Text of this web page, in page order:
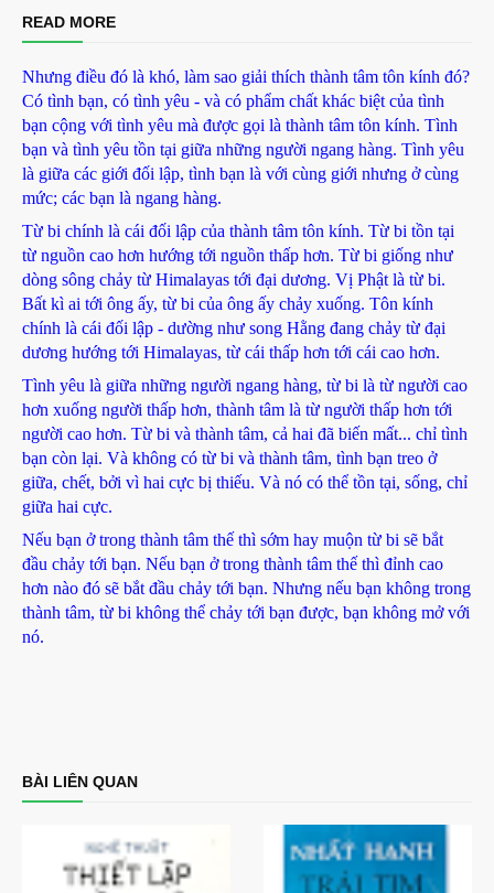
READ MORE
Nhưng điều đó là khó, làm sao giải thích thành tâm tôn kính đó?
Có tình bạn, có tình yêu - và có phẩm chất khác biệt của tình
bạn cộng với tình yêu mà được gọi là thành tâm tôn kính. Tình
bạn và tình yêu tồn tại giữa những người ngang hàng. Tình yêu
là giữa các giới đối lập, tình bạn là với cùng giới nhưng ở cùng
mức; các bạn là ngang hàng.
Từ bi chính là cái đối lập của thành tâm tôn kính. Từ bi tồn tại
từ nguồn cao hơn hướng tới nguồn thấp hơn. Từ bi giống như
dòng sông chảy từ Himalayas tới đại dương. Vị Phật là từ bi.
Bất kì ai tới ông ấy, từ bi của ông ấy chảy xuống. Tôn kính
chính là cái đối lập - dường như song Hằng đang chảy từ đại
dương hướng tới Himalayas, từ cái thấp hơn tới cái cao hơn.
Tình yêu là giữa những người ngang hàng, từ bi là từ người cao
hơn xuống người thấp hơn, thành tâm là từ người thấp hơn tới
người cao hơn. Từ bi và thành tâm, cả hai đã biến mất... chỉ tình
bạn còn lại. Và không có từ bi và thành tâm, tình bạn treo ở
giữa, chết, bởi vì hai cực bị thiếu. Và nó có thể tồn tại, sống, chỉ
giữa hai cực.
Nếu bạn ở trong thành tâm thế thì sớm hay muộn từ bi sẽ bắt
đầu chảy tới bạn. Nếu bạn ở trong thành tâm thế thì đỉnh cao
hơn nào đó sẽ bắt đầu chảy tới bạn. Nhưng nếu bạn không trong
thành tâm, từ bi không thể chảy tới bạn được, bạn không mở với
nó.
BÀI LIÊN QUAN